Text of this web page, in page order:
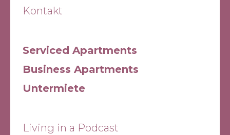
und der wirtschaftlichen
nur eine reiche Naturlandschaft
zum Erkunden, sondern auch
gute steuerliche Bedingungen,
die die Lebensqualität und
Kontakt
Serviced Apartments
Business Apartments
Untermiete
Living in a Podcast